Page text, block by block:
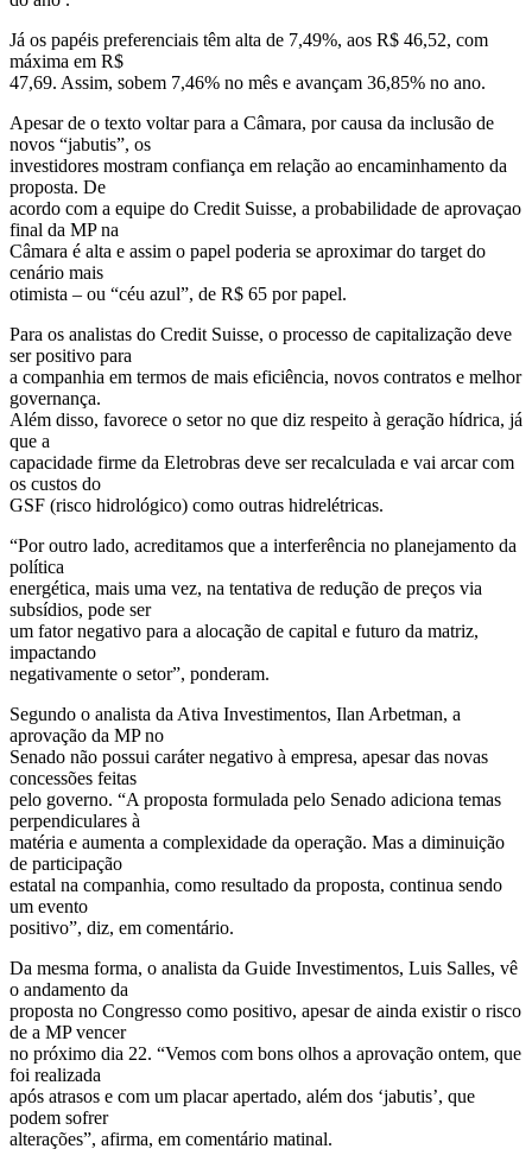
Já os papéis preferenciais têm alta de 7,49%, aos R$ 46,52, com
máxima em R$
47,69. Assim, sobem 7,46% no mês e avançam 36,85% no ano.
Apesar de o texto voltar para a Câmara, por causa da inclusão de
novos “jabutis”, os
investidores mostram confiança em relação ao encaminhamento da
proposta. De
acordo com a equipe do Credit Suisse, a probabilidade de aprovaçao
final da MP na
Câmara é alta e assim o papel poderia se aproximar do target do
cenário mais
otimista – ou “céu azul”, de R$ 65 por papel.
Para os analistas do Credit Suisse, o processo de capitalização deve
ser positivo para
a companhia em termos de mais eficiência, novos contratos e melhor
governança.
Além disso, favorece o setor no que diz respeito à geração hídrica, já
que a
capacidade firme da Eletrobras deve ser recalculada e vai arcar com
os custos do
GSF (risco hidrológico) como outras hidrelétricas.
“Por outro lado, acreditamos que a interferência no planejamento da
política
energética, mais uma vez, na tentativa de redução de preços via
subsídios, pode ser
um fator negativo para a alocação de capital e futuro da matriz,
impactando
negativamente o setor”, ponderam.
Segundo o analista da Ativa Investimentos, Ilan Arbetman, a
aprovação da MP no
Senado não possui caráter negativo à empresa, apesar das novas
concessões feitas
pelo governo. “A proposta formulada pelo Senado adiciona temas
perpendiculares à
matéria e aumenta a complexidade da operação. Mas a diminuição
de participação
estatal na companhia, como resultado da proposta, continua sendo
um evento
positivo”, diz, em comentário.
Da mesma forma, o analista da Guide Investimentos, Luis Salles, vê
o andamento da
proposta no Congresso como positivo, apesar de ainda existir o risco
de a MP vencer
no próximo dia 22. “Vemos com bons olhos a aprovação ontem, que
foi realizada
após atrasos e com um placar apertado, além dos ‘jabutis’, que
podem sofrer
alterações”, afirma, em comentário matinal.